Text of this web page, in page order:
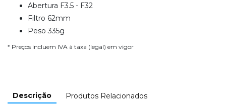
Abertura F3.5 - F32
Filtro 62mm
Peso 335g
* Preços incluem IVA à taxa (legal) em vigor
Descrição Produtos Relacionados